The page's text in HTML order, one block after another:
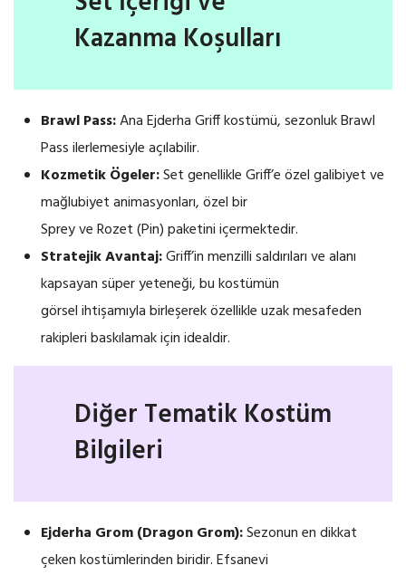
Kazanma Koşulları
Brawl Pass:Ana Ejderha Griff kostümü, sezonluk Brawl
Pass ilerlemesiyle açılabilir.
Kozmetik Ögeler:Set genellikle Griff’e özel galibiyet ve
mağlubiyet animasyonları, özel bir
Sprey ve Rozet (Pin) paketini içermektedir.
Stratejik Avantaj:Griff’in menzilli saldırıları ve alanı
kapsayan süper yeteneği, bu kostümün
görsel ihtişamıyla birleşerek özellikle uzak mesafeden
rakipleri baskılamak için idealdir.
Diğer Tematik Kostüm
Bilgileri
Ejderha Grom (Dragon Grom):Sezonun en dikkat
çeken kostümlerinden biridir. Efsanevi